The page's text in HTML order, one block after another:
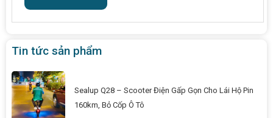
Tin tức sản phẩm
Sealup Q28 – Scooter Điện Gấp Gọn Cho Lái Hộ Pin
160km, Bỏ Cốp Ô Tô